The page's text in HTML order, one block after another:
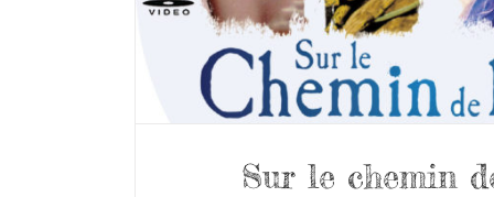
Sur le chemin